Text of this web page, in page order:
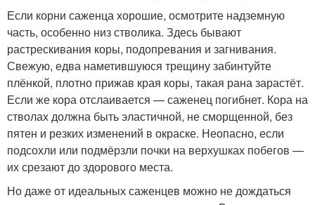
Если корни саженца хорошие, осмотрите надземную
часть, особенно низ стволика. Здесь бывают
растрескивания коры, подопревания и загнивания.
Свежую, едва наметившуюся трещину забинтуйте
плёнкой, плотно прижав края коры, такая рана зарастёт.
Если же кора отслаивается — саженец погибнет. Кора на
стволах должна быть эластичной, не сморщенной, без
пятен и резких изменений в окраске. Неопасно, если
подсохли или подмёрзли почки на верхушках побегов —
их срезают до здорового места.
Но даже от идеальных саженцев можно не дождаться